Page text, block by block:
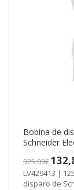
Bobina de
Schneider
325,09€
LV429413 | 125 V Corriente continua (CC, DC)
disparo de